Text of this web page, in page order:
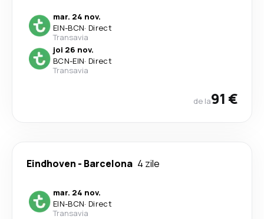
mar. 24 nov.
EIN-BCN· Direct
Transavia
joi 26 nov.
BCN-EIN· Direct
Transavia
de la91 €
Eindhoven - Barcelona 4 zile
mar. 24 nov.
EIN-BCN· Direct
Transavia